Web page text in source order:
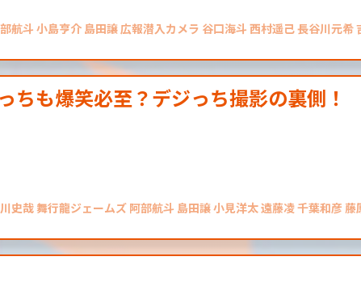
航斗 小島亨介 島田譲 広報潜入カメラ 谷口海斗 西村遥己 長谷川元希
ちも爆笑必至？デジっち撮影の裏側！
史哉 舞行龍ジェームズ 阿部航斗 島田譲 小見洋太 遠藤凌 千葉和彦 藤